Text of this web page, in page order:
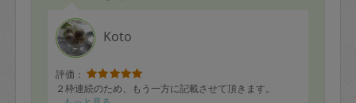
Koto
評価：
２枠連続のため、もう一方に記載させて頂きます。